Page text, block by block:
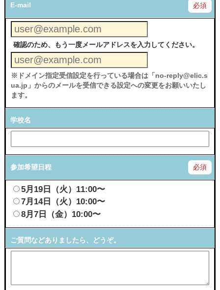
E-mail 必須
確認のため、もう一度メールアドレスを入力してください。
※ドメイン指定受信設定を行っている場合は「no-reply@elic.s
ua.jp」からのメールを受信できる設定への変更をお願いいたし
ます。
学校名
参加希望日程 必須
5月19日（火）11:00〜
7月14日（火）10:00〜
8月7日（金）10:00〜
ご質問などありましたら、どうぞ。